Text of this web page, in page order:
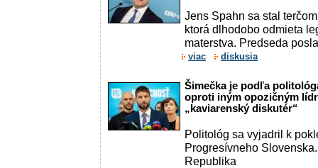
Jens Spahn sa stal
ktorá dlhodobo odmieta
materstva. Predseda
viac diskusia
Šimečka je podľa
oproti iným opozičným
„kaviarenský diskutér“
Politológ sa vyjadril k
Progresívneho
Republika